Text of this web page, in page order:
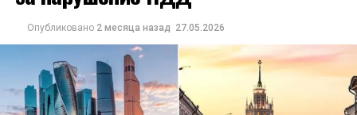
Опубликовано 2 месяца назад 27.05.2026